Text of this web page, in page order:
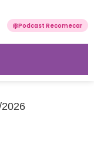
Podcast Recomecar